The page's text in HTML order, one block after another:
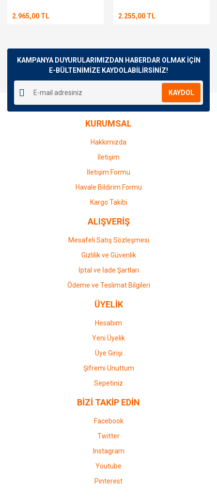
2.965,00 TL 2.255,00 TL
KAMPANYA DUYURULARIMIZDAN HABERDAR OLMAK İÇİN
E-BÜLTENİMİZE KAYDOLABİLİRSİNİZ!
KAYDOL
KURUMSAL
Hakkımızda
İletişim
İletişim Formu
Havale Bildirim Formu
Kargo Takibi
ALIŞVERİŞ
Mesafeli Satış Sözleşmesi
Gizlilik ve Güvenlik
İptal ve İade Şartları
Ödeme ve Teslimat Bilgileri
ÜYELİK
Hesabım
Yeni Üyelik
Üye Girişi
Şifremi Unuttum
Sepetiniz
BİZİ TAKİP EDİN
Facebook
Twitter
Instagram
Youtube
Pinterest